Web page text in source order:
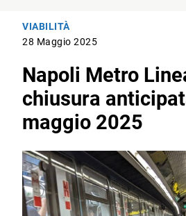
VIABILITÀ
28 Maggio 2025
Napoli Metro
chiusura
maggio 2025